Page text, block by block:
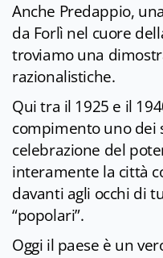
Anche Predappio,
da Forlì nel cuore
troviamo una
razionalistiche.
Qui tra il 1925 e il
compimento uno
celebrazione del
interamente la città
davanti agli occhi di
“popolari”.
Oggi il paese è un